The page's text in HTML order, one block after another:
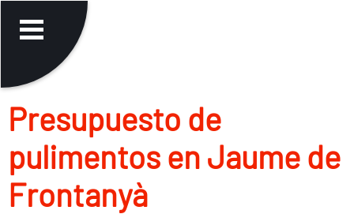
Presupuesto de
pulimentos en Jaume de
Frontanyà